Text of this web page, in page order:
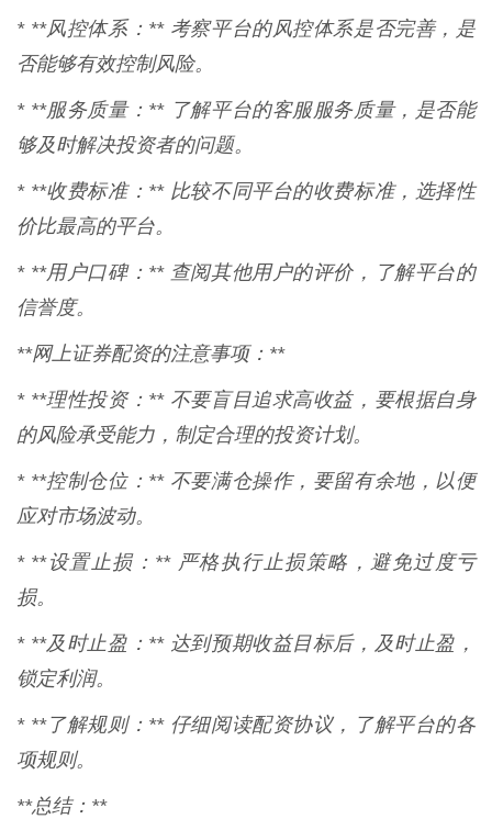
* **风控体系：** 考察平台的风控体系是否完善，是
否能够有效控制风险。
* **服务质量：** 了解平台的客服服务质量，是否能
够及时解决投资者的问题。
* **收费标准：** 比较不同平台的收费标准，选择性
价比最高的平台。
* **用户口碑：** 查阅其他用户的评价，了解平台的
信誉度。
**网上证券配资的注意事项：**
* **理性投资：** 不要盲目追求高收益，要根据自身
的风险承受能力，制定合理的投资计划。
* **控制仓位：** 不要满仓操作，要留有余地，以便
应对市场波动。
* **设置止损：** 严格执行止损策略，避免过度亏
损。
* **及时止盈：** 达到预期收益目标后，及时止盈，
锁定利润。
* **了解规则：** 仔细阅读配资协议，了解平台的各
项规则。
**总结：**